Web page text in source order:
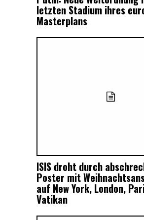
letzten Stadium ihres
Masterplans
ISIS droht durch
Poster mit
auf New York, London,
Vatikan